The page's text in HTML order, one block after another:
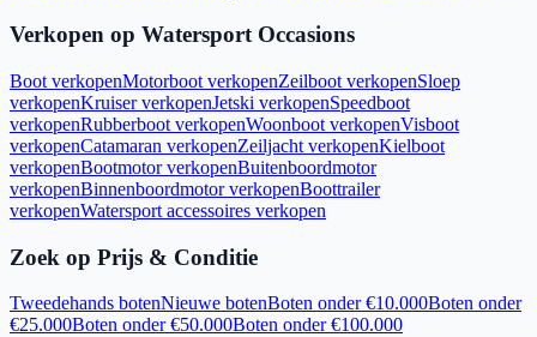
Verkopen op Watersport Occasions
Boot verkopenMotorboot verkopenZeilboot verkopenSloep
verkopenKruiser verkopenJetski verkopenSpeedboot
verkopenRubberboot verkopenWoonboot verkopenVisboot
verkopenCatamaran verkopenZeiljacht verkopenKielboot
verkopenBootmotor verkopenBuitenboordmotor
verkopenBinnenboordmotor verkopenBoottrailer
verkopenWatersport accessoires verkopen
Zoek op Prijs & Conditie
Tweedehands botenNieuwe botenBoten onder €10.000Boten onder
€25.000Boten onder €50.000Boten onder €100.000